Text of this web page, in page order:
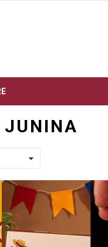
JUNINA